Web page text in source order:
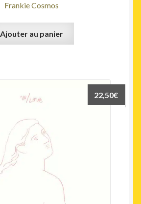
Frankie Cosmos
Ajouter au panier
22,50€